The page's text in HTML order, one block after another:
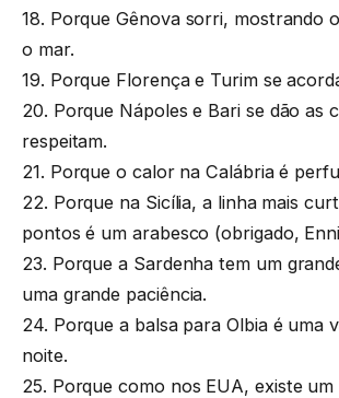
18. Porque Gênova sorri, mostrando
o mar.
19. Porque Florença e Turim se
20. Porque Nápoles e Bari se dão as
respeitam.
21. Porque o calor na Calábria é
22. Porque na Sicília, a linha mais
pontos é um arabesco (obrigado,
23. Porque a Sardenha tem um
uma grande paciência.
24. Porque a balsa para Olbia é uma
noite.
25. Porque como nos EUA, existe